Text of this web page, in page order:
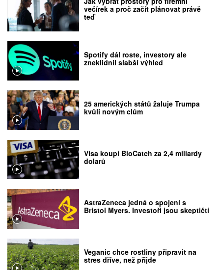
večírek a proč začít plánovat právě
teď
Spotify dál roste, investory ale
zneklidnil slabší výhled
25 amerických států žaluje Trumpa
kvůli novým clům
Visa koupí BioCatch za 2,4 miliardy
dolarů
AstraZeneca jedná o spojení s
Bristol Myers. Investoři jsou skeptičtí
Veganic chce rostliny připravit na
stres dříve, než přijde